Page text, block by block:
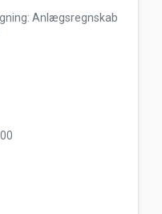
Anlægsregnskab